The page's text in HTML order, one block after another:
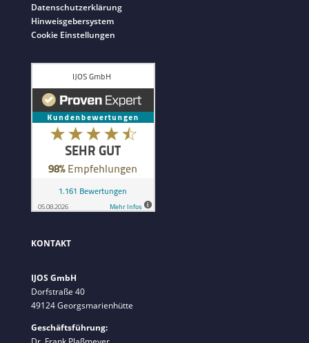
Datenschutzerklärung
Hinweisgebersystem
Cookie Einstellungen
KONTAKT
IJOS GmbH
Dorfstraße 40
49124 Georgsmarienhütte
Geschäftsführung: